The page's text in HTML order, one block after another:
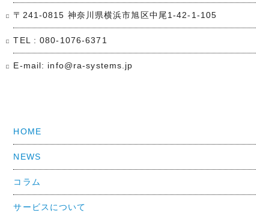
〒241-0815 神奈川県横浜市旭区中尾1-42-1-105
TEL : 080-1076-6371
E-mail: info@ra-systems.jp
HOME
NEWS
コラム
サービスについて